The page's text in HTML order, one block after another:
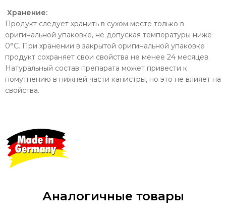
Хранение:
Продукт следует хранить в сухом месте только в
оригинальной упаковке, не допуская температуры ниже
0°C. При хранении в закрытой оригинальной упаковке
продукт сохраняет свои свойства не менее 24 месяцев.
Натуральный состав препарата может привести к
помутнению в нижней части канистры, но это не влияет на
свойства.
Аналогичные товары